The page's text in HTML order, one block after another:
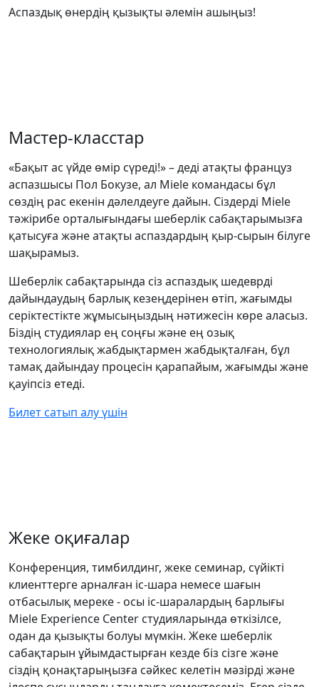
Аспаздық өнердің қызықты әлемін ашыңыз!
Мастер-класстар
«Бақыт ас үйде өмір сүреді!» – деді атақты француз
аспазшысы Пол Бокузе, ал Miele командасы бұл
сөздің рас екенін дәлелдеуге дайын. Сіздерді Miele
тәжірибе орталығындағы шеберлік сабақтарымызға
қатысуға және атақты аспаздардың қыр-сырын білуге
шақырамыз.
Шеберлік сабақтарында сіз аспаздық шедеврді
дайындаудың барлық кезеңдерінен өтіп, жағымды
серіктестікте жұмысыңыздың нәтижесін көре аласыз.
Біздің студиялар ең соңғы және ең озық
технологиялық жабдықтармен жабдықталған, бұл
тамақ дайындау процесін қарапайым, жағымды және
қауіпсіз етеді.
Билет сатып алу үшін
Жеке оқиғалар
Конференция, тимбилдинг, жеке семинар, сүйікті
клиенттерге арналған іс-шара немесе шағын
отбасылық мереке - осы іс-шаралардың барлығы
Miele Experience Center студияларында өткізілсе,
одан да қызықты болуы мүмкін. Жеке шеберлік
сабақтарын ұйымдастырған кезде біз сізге және
сіздің қонақтарыңызға сәйкес келетін мәзірді және